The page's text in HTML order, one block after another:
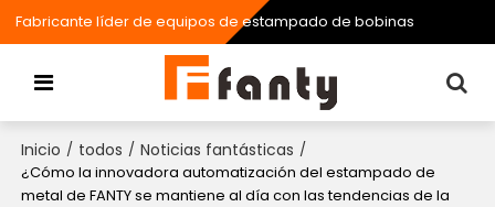
Fabricante líder de equipos de estampado de bobinas
Inicio / todos / Noticias fantásticas /
¿Cómo la innovadora automatización del estampado de
metal de FANTY se mantiene al día con las tendencias de la